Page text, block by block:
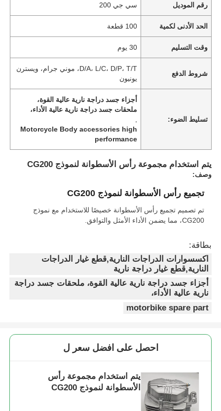
رقم الموديل سي جي 200
الحد الأدنى لكمية 100 قطعة
وقت التسليم 30 يوم
شروط الدفع
D/A، L/C، D/P، T/T، موني جرام، ويسترن
يونيون
تسليط الضوء:
أجزاء جسد دراجة نارية عالية القوة،
ملحقات جسد دراجة نارية عالية الأداء،
Motorcycle Body accessories high
performance
يتم استخدام مجموعة رأس الأسطوانة لنموذج CG200
وصف:
تجميع رأس الأسطوانة لنموذج CG200
تم تصميم تجميع رأس الأسطوانة خصيصًا للاستخدام مع نموذج
CG200، مما يضمن الأداء الأمثل والتوافق.
بطاقة:
اكسسوارات الدراجات النارية,قطع غيار الدراجات
النارية,قطع غيار دراجة نارية
أجزاء جسد دراجة نارية عالية القوة، ملحقات جسد دراجة
نارية عالية الأداء،
motorbike spare part
احصل على افضل سعر ل
يتم استخدام مجموعة رأس
الأسطوانة لنموذج CG200